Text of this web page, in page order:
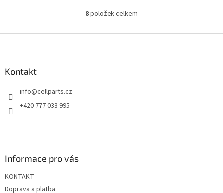
O
l
8položek celkem
Kontakt
info@cellparts.cz
+420 777 033 995
Informace pro vás
KONTAKT
Doprava a platba